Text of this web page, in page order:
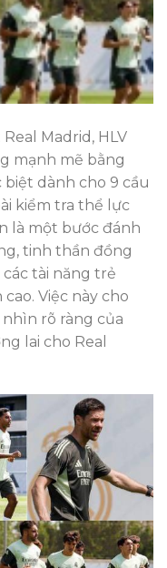
Madrid, HLV
mạnh mẽ bằng
biệt dành cho 9 cầu
kiểm tra thể lực
là một bước đánh
tinh thần đồng
tài năng trẻ
Việc này cho
rõ ràng của
lai cho Real